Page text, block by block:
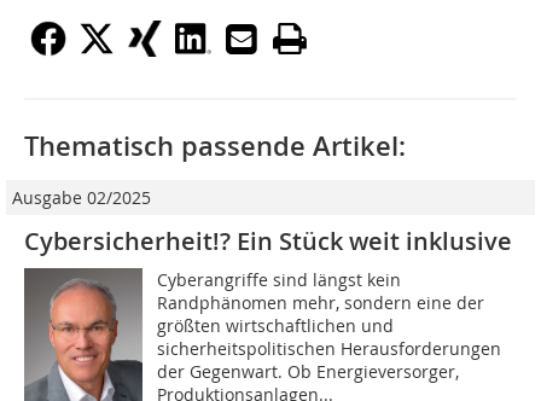
Thematisch passende Artikel:
Ausgabe 02/2025
Cybersicherheit!? Ein Stück weit inklusive
Cyberangriffe sind längst kein
Randphänomen mehr, sondern eine der
größten wirtschaftlichen und
sicherheitspolitischen Herausforderungen
der Gegenwart. Ob Energieversorger,
Produktionsanlagen...